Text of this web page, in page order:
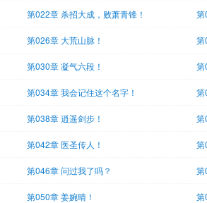
第022章 杀招大成，败萧青锋！ 第
第026章 大荒山脉！ 第
第030章 凝气六段！ 第
第034章 我会记住这个名字！ 第
第038章 逍遥剑步！ 第
第042章 医圣传人！ 第
第046章 问过我了吗？ 第
第050章 姜婉晴！ 第